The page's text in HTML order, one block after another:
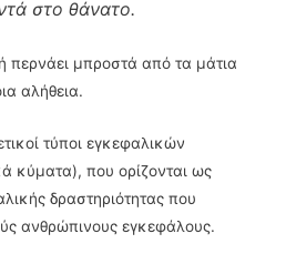
στο θάνατο.
περνάει μπροστά από τα μάτια
αλήθεια.
τύποι εγκεφαλικών
κύματα), που ορίζονται ως
δραστηριότητας που
ανθρώπινους εγκεφάλους.